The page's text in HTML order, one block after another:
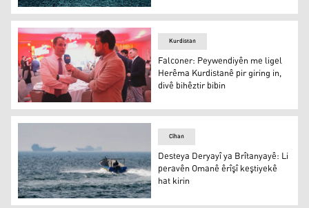
Brîtanya û Fransa ji bo parastina Tengava Hurmizê
Falconer: Peywendiyên me ligel Herêma Kurdistanê
Kurdistan
Falconer: Peywendiyên me ligel
Herêma Kurdistanê pir giring in,
divê bihêztir bibin
Cîhan
Desteya Deryayî ya Brîtanyayê: Li
peravên Omanê êrîşî keştiyekê
hat kirin